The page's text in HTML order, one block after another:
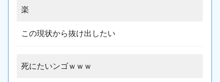
楽
この現状から抜け出したい
死にたいンゴｗｗｗ